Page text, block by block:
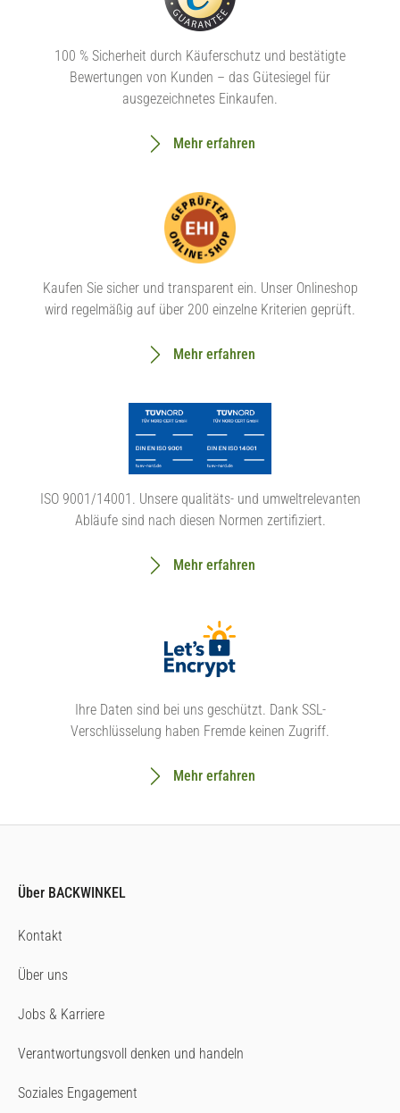
100 % Sicherheit durch Käuferschutz und bestätigte
Bewertungen von Kunden – das Gütesiegel für
ausgezeichnetes Einkaufen.
Mehr erfahren
Kaufen Sie sicher und transparent ein. Unser Onlineshop
wird regelmäßig auf über 200 einzelne Kriterien geprüft.
Mehr erfahren
ISO 9001/14001. Unsere qualitäts- und umweltrelevanten
Abläufe sind nach diesen Normen zertifiziert.
Mehr erfahren
Ihre Daten sind bei uns geschützt. Dank SSL-
Verschlüsselung haben Fremde keinen Zugriff.
Mehr erfahren
Über BACKWINKEL
Kontakt
Über uns
Jobs & Karriere
Verantwortungsvoll denken und handeln
Soziales Engagement